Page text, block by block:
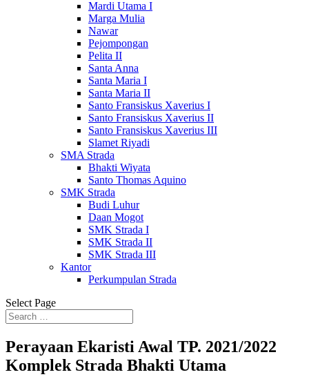
Mardi Utama I
Marga Mulia
Nawar
Pejompongan
Pelita II
Santa Anna
Santa Maria I
Santa Maria II
Santo Fransiskus Xaverius I
Santo Fransiskus Xaverius II
Santo Fransiskus Xaverius III
Slamet Riyadi
SMA Strada
Bhakti Wiyata
Santo Thomas Aquino
SMK Strada
Budi Luhur
Daan Mogot
SMK Strada I
SMK Strada II
SMK Strada III
Kantor
Perkumpulan Strada
Select Page
Perayaan Ekaristi Awal TP. 2021/2022
Komplek Strada Bhakti Utama